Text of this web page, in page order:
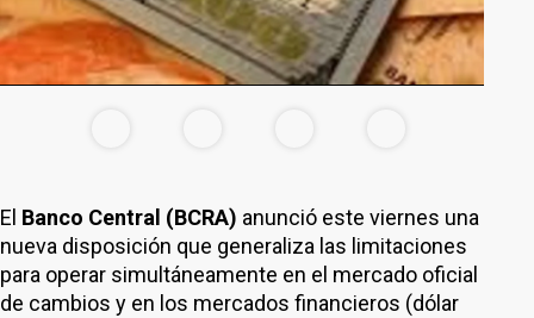
El Banco Central (BCRA) anunció este viernes una
nueva disposición que generaliza las limitaciones
para operar simultáneamente en el mercado oficial
de cambios y en los mercados financieros (dólar